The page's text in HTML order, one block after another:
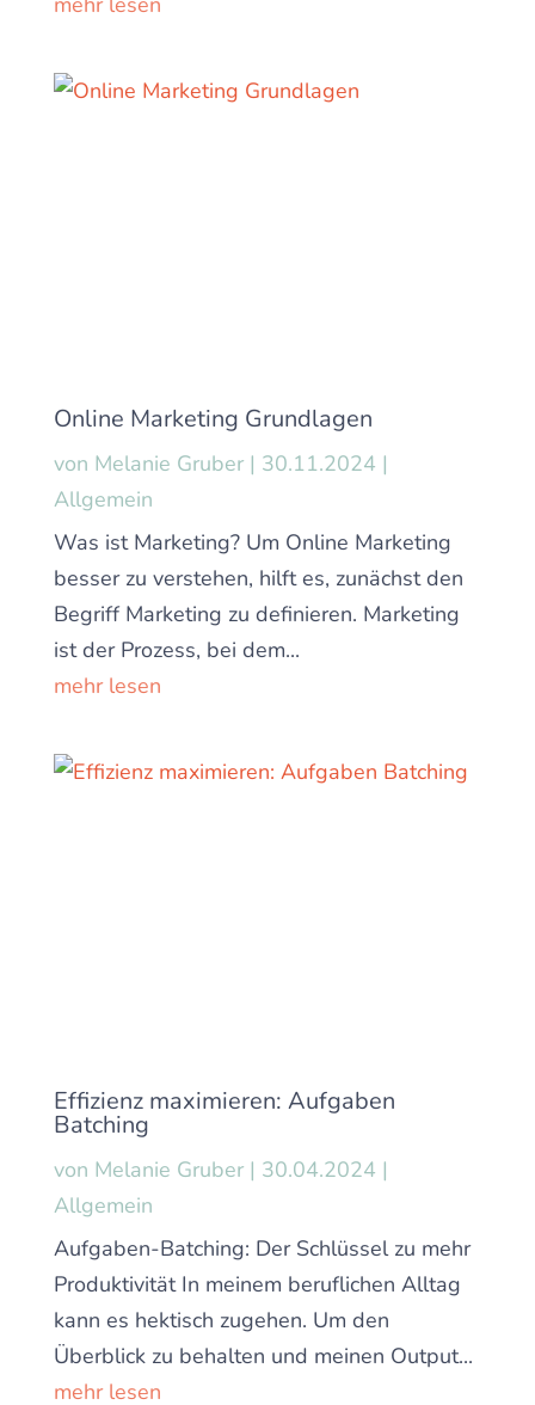
Online Marketing Grundlagen
von Melanie Gruber| 30.11.2024 |
Allgemein
Was ist Marketing? Um Online Marketing
besser zu verstehen, hilft es, zunächst den
Begriff Marketing zu definieren. Marketing
ist der Prozess, bei dem...
mehr lesen
Effizienz maximieren: Aufgaben
Batching
von Melanie Gruber| 30.04.2024 |
Allgemein
Aufgaben-Batching: Der Schlüssel zu mehr
Produktivität In meinem beruflichen Alltag
kann es hektisch zugehen. Um den
Überblick zu behalten und meinen Output...
mehr lesen